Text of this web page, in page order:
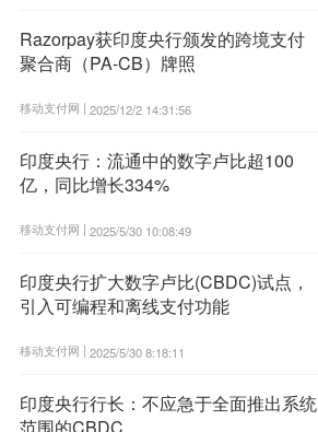
Razorpay获印度央行颁发的跨境支付
聚合商（PA-CB）牌照
移动支付网 | 2025/12/2 14:31:56
印度央行：流通中的数字卢比超100
亿，同比增长334%
移动支付网 | 2025/5/30 10:08:49
印度央行扩大数字卢比(CBDC)试点，
引入可编程和离线支付功能
移动支付网 | 2025/5/30 8:18:11
印度央行行长：不应急于全面推出系统
范围的CBDC